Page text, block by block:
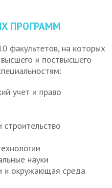
ПРОГРАММ
факультетов, на которых
и поствысшего
учет и право
науки
и окружающая среда